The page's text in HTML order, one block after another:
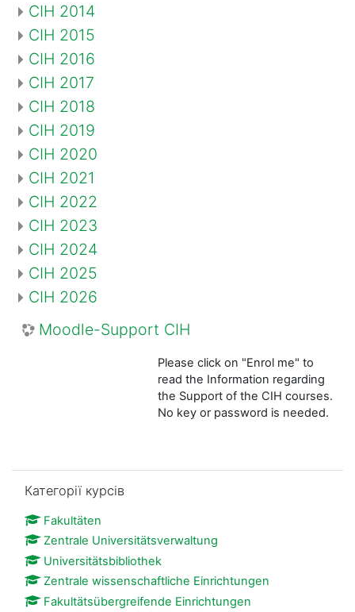
CIH 2014
CIH 2015
CIH 2016
CIH 2017
CIH 2018
CIH 2019
CIH 2020
CIH 2021
CIH 2022
CIH 2023
CIH 2024
CIH 2025
CIH 2026
Moodle-Support CIH
Please click on "Enrol me" to
read the Information regarding
the Support of the CIH courses.
No key or password is needed.
Категорії курсів
Fakultäten
Zentrale Universitätsverwaltung
Universitätsbibliothek
Zentrale wissenschaftliche Einrichtungen
Fakultätsübergreifende Einrichtungen